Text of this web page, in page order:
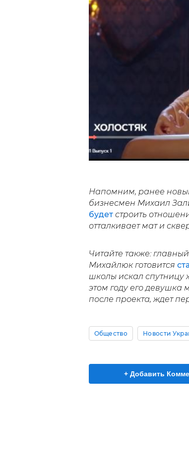
Напомним, ранее
бизнесмен Михаил
будетстроить
отталкивает мат и
Читайте также:
Михайлюк готовится
школы искал спутницу
этом году его девушка
после проекта, ждет
Общество Новости
+ Добавить